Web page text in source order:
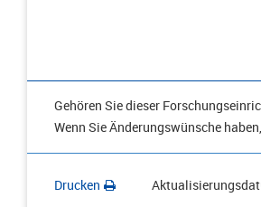
Gehören Sie dieser
Wenn Sie Änderungswünsche
Drucken